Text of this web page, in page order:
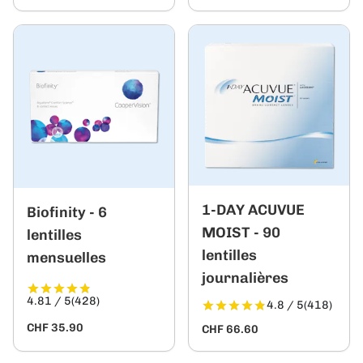
Biofinity - 6
lentilles
mensuelles
4.81 / 5(428)
CHF 35.90
1-DAY ACUVUE
MOIST - 90
lentilles
journalières
4.8 / 5(418)
CHF 66.60